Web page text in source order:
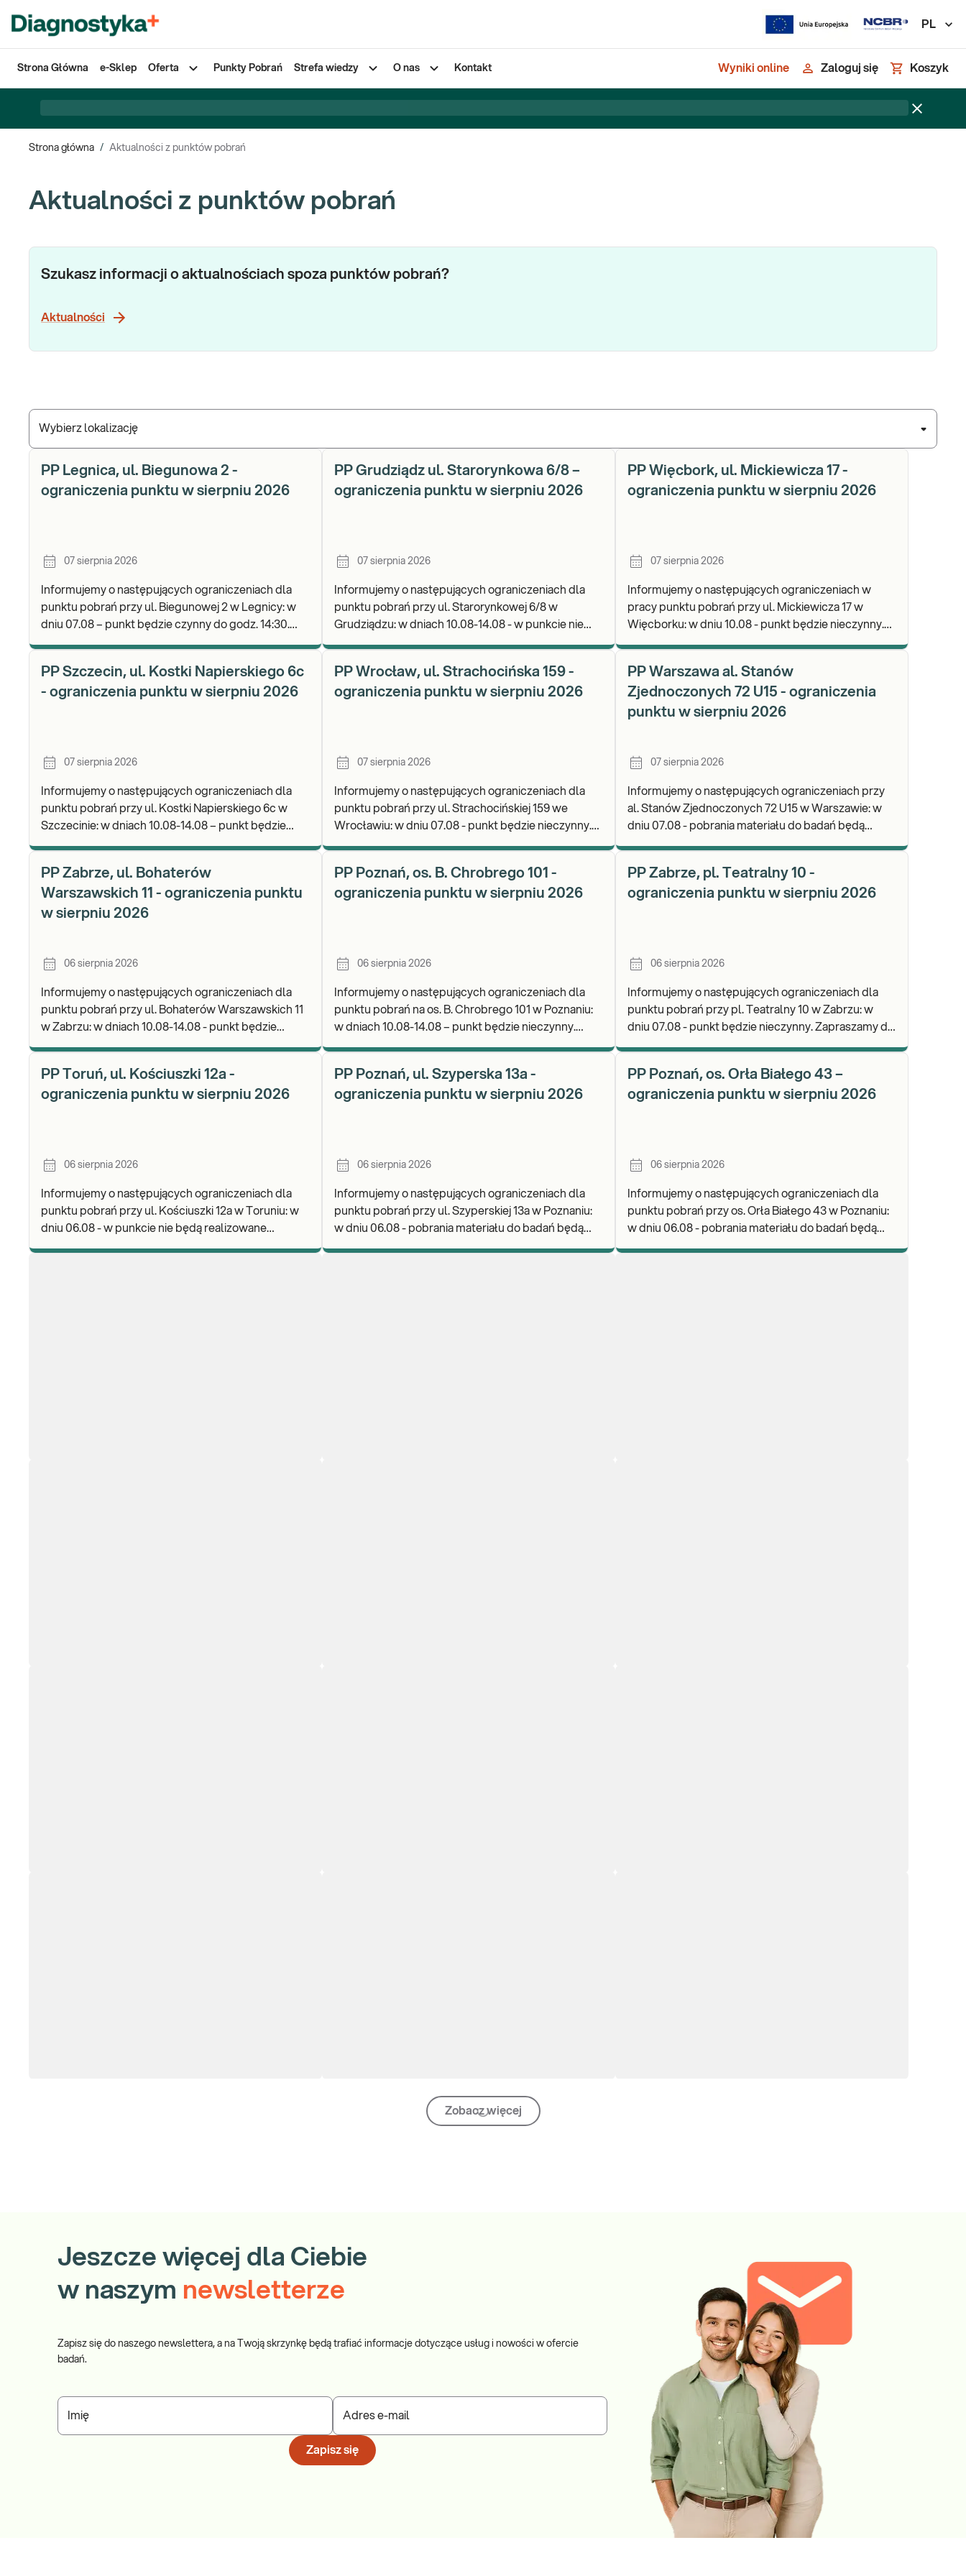
PL
Strona Główna e-Sklep Oferta Punkty Pobrań Strefa wiedzy O nas Kontakt Wyniki online Zaloguj się Koszyk
Strona główna / Aktualności z punktów pobrań
Aktualności z punktów pobrań
Wybierz lokalizację
Szukasz informacji o aktualnościach spoza punktów pobrań?
Aktualności
PP Legnica, ul. Biegunowa 2 -
ograniczenia punktu w sierpniu 2026
07 sierpnia 2026
Informujemy o następujących ograniczeniach dla
punktu pobrań przy ul. Biegunowej 2 w Legnicy: w
dniu 07.08 – punkt będzie czynny do godz. 14:30.
PP Grudziądz ul. Starorynkowa 6/8 –
ograniczenia punktu w sierpniu 2026
07 sierpnia 2026
Informujemy o następujących ograniczeniach dla
punktu pobrań przy ul. Starorynkowej 6/8 w
Grudziądzu: w dniach 10.08-14.08 - w punkcie nie
PP Więcbork, ul. Mickiewicza 17 -
ograniczenia punktu w sierpniu 2026
07 sierpnia 2026
Informujemy o następujących ograniczeniach w
pracy punktu pobrań przy ul. Mickiewicza 17 w
Więcborku: w dniu 10.08 - punkt będzie nieczynny.
PP Szczecin, ul. Kostki Napierskiego 6c
- ograniczenia punktu w sierpniu 2026
07 sierpnia 2026
Informujemy o następujących ograniczeniach dla
punktu pobrań przy ul. Kostki Napierskiego 6c w
Szczecinie: w dniach 10.08-14.08 – punkt będzie
PP Wrocław, ul. Strachocińska 159 -
ograniczenia punktu w sierpniu 2026
07 sierpnia 2026
Informujemy o następujących ograniczeniach dla
punktu pobrań przy ul. Strachocińskiej 159 we
Wrocławiu: w dniu 07.08 - punkt będzie nieczynny.
PP Warszawa al. Stanów
Zjednoczonych 72 U15 - ograniczenia
punktu w sierpniu 2026
07 sierpnia 2026
Informujemy o następujących ograniczeniach przy
al. Stanów Zjednoczonych 72 U15 w Warszawie: w
dniu 07.08 - pobrania materiału do badań będą
PP Zabrze, ul. Bohaterów
Warszawskich 11 - ograniczenia punktu
w sierpniu 2026
06 sierpnia 2026
Informujemy o następujących ograniczeniach dla
punktu pobrań przy ul. Bohaterów Warszawskich 11
w Zabrzu: w dniach 10.08-14.08 - punkt będzie
PP Poznań, os. B. Chrobrego 101 -
ograniczenia punktu w sierpniu 2026
06 sierpnia 2026
Informujemy o następujących ograniczeniach dla
punktu pobrań na os. B. Chrobrego 101 w Poznaniu:
w dniach 10.08-14.08 – punkt będzie nieczynny.
PP Zabrze, pl. Teatralny 10 -
ograniczenia punktu w sierpniu 2026
06 sierpnia 2026
Informujemy o następujących ograniczeniach dla
punktu pobrań przy pl. Teatralny 10 w Zabrzu: w
dniu 07.08 - punkt będzie nieczynny. Zapraszamy do
PP Toruń, ul. Kościuszki 12a -
ograniczenia punktu w sierpniu 2026
06 sierpnia 2026
Informujemy o następujących ograniczeniach dla
punktu pobrań przy ul. Kościuszki 12a w Toruniu: w
dniu 06.08 - w punkcie nie będą realizowane
PP Poznań, ul. Szyperska 13a -
ograniczenia punktu w sierpniu 2026
06 sierpnia 2026
Informujemy o następujących ograniczeniach dla
punktu pobrań przy ul. Szyperskiej 13a w Poznaniu:
w dniu 06.08 - pobrania materiału do badań będą
PP Poznań, os. Orła Białego 43 –
ograniczenia punktu w sierpniu 2026
06 sierpnia 2026
Informujemy o następujących ograniczeniach dla
punktu pobrań przy os. Orła Białego 43 w Poznaniu:
w dniu 06.08 - pobrania materiału do badań będą
Zobacz więcej
Jeszcze więcej dla Ciebie
w naszym newsletterze
Zapisz się do naszego newslettera, a na Twoją skrzynkę będą trafiać informacje dotyczące usług i nowości w ofercie
badań.
Imię Adres e-mail
Zapisz się